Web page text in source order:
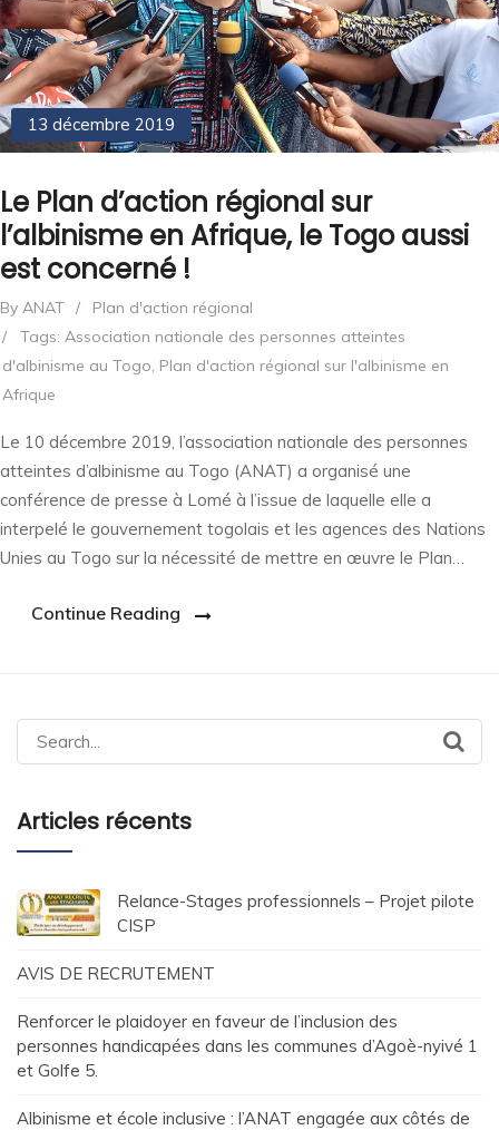
13 décembre 2019
Le Plan d’action régional sur
l’albinisme en Afrique, le Togo aussi
est concerné !
By ANAT /
Plan d'action régional
/
Tags: Association nationale des personnes atteintes
d'albinisme au Togo, Plan d'action régional sur l'albinisme en
Afrique
Le 10 décembre 2019, l’association nationale des personnes
atteintes d’albinisme au Togo (ANAT) a organisé une
conférence de presse à Lomé à l’issue de laquelle elle a
interpelé le gouvernement togolais et les agences des Nations
Unies au Togo sur la nécessité de mettre en œuvre le Plan…
Continue Reading
Search
for:
Articles récents
Relance-Stages professionnels – Projet pilote
CISP
AVIS DE RECRUTEMENT
Renforcer le plaidoyer en faveur de l’inclusion des
personnes handicapées dans les communes d’Agoè-nyivé 1
et Golfe 5.
Albinisme et école inclusive : l’ANAT engagée aux côtés de